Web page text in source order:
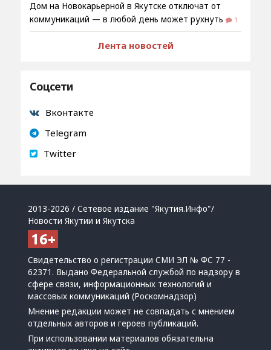
Дом на Новокарьерной в Якутске отключат от
коммуникаций — в любой день может рухнуть
1
Лента новостей
Соцсети
Вконтакте
Telegram
Twitter
2013-2026 / Сетевое издание "Якутия.Инфо"/
Новости Якутии и Якутска
Свидетельство о регистрации СМИ ЭЛ № ФС 77 -
62371. Выдано Федеральной службой по надзору в
сфере связи, информационных технологий и
массовых коммуникаций (Роскомнадзор)
Мнение редакции может не совпадать с мнением
отдельных авторов и героев публикаций.
При использовании материалов обязательна